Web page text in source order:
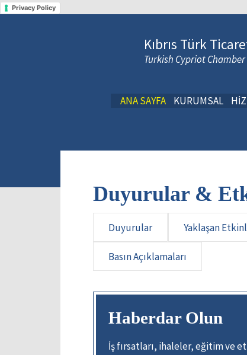
Privacy Policy
Kıbrıs Türk
Turkish Cypriot
ANA SAYFA KURUMSAL
Duyurular &
Duyurular Yaklaşan
Basın Açıklamaları
Haberdar Olun
İş fırsatları, ihaleler, eğitim ve